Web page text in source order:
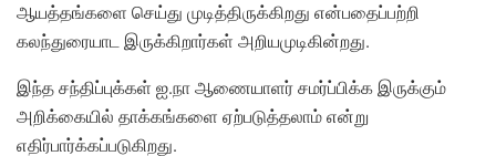
ஆயத்தங்களை செய்து முடித்திருக்கிறது என்பதைப்பற்றி
கலந்துரையாட இருக்கிறார்கள் அறியமுடிகின்றது.
இந்த சந்திப்புக்கள் ஐ.நா ஆணையாளர் சமர்ப்பிக்க இருக்கும்
அறிக்கையில் தாக்கங்களை ஏற்படுத்தலாம் என்று
எதிர்பார்க்கப்படுகிறது.